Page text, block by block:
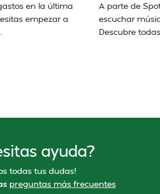
en la última
empezar a
A parte de
escuchar
Descubre
ayuda?
todas tus dudas!
preguntas más frecuentes